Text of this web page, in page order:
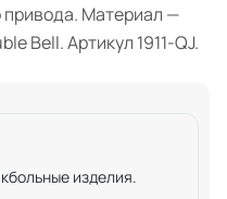
привода. Материал —
Bell. Артикул 1911-QJ.
изделия.